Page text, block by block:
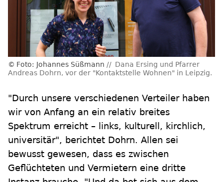
Foto: Johannes Süßmann
Dana Ersing und Pfarrer
Andreas Dohrn, vor der "Kontaktstelle Wohnen" in Leipzig.
"Durch unsere verschiedenen Verteiler haben
wir von Anfang an ein relativ breites
Spektrum erreicht – links, kulturell, kirchlich,
universitär", berichtet Dohrn. Allen sei
bewusst gewesen, dass es zwischen
Geflüchteten und Vermietern eine dritte